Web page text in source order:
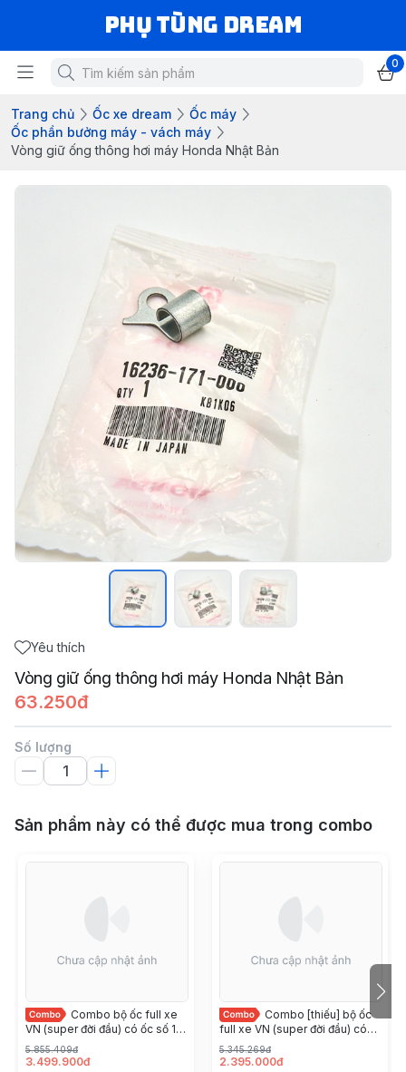
Phụ Tùng Dream
0
Trang chủ Ốc xe dream
Ốc máy
Ốc phần bưởng máy - vách máy
Vòng giữ ống thông hơi máy Honda Nhật Bản
Yêu thích
Vòng giữ ống thông hơi máy Honda Nhật Bản
63.250đ
Số lượng
Sản phẩm này có thể được mua trong combo
Combo bộ ốc full xe
VN (super đời đầu) có ốc số 10
lắp dream thái
5.855.409đ
3.499.900đ
Combo [thiếu] bộ ốc
full xe VN (super đời đầu) có
ốc số 10
5.345.269đ
2.395.000đ